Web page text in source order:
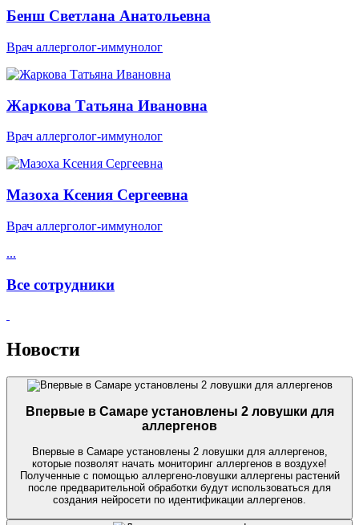
Бенш Светлана Анатольевна
Врач аллерголог-иммунолог
Жаркова Татьяна Ивановна
Врач аллерголог-иммунолог
Мазоха Ксения Сергеевна
Врач аллерголог-иммунолог
...
Все сотрудники
Новости
Впервые в Самаре установлены 2 ловушки для
аллергенов
Впервые в Самаре установлены 2 ловушки для аллергенов,
которые позволят начать мониторинг аллергенов в воздухе!
Полученные с помощью аллергено-ловушки аллергены растений
после предварительной обработки будут использоваться для
создания нейросети по идентификации аллергенов.